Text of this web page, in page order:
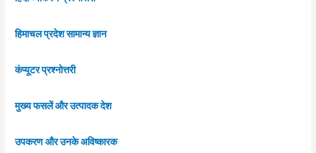
हिमाचल प्रदेश सामान्य ज्ञान
कंप्यूटर प्रश्नोत्तरी
मुख्य फसलें और उत्पादक देश
उपकरण और उनके अविष्कारक